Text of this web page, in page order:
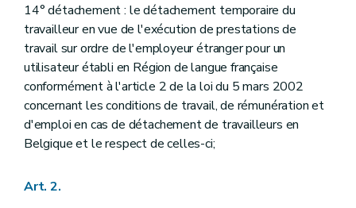
14° détachement : le détachement temporaire du
travailleur en vue de l'exécution de prestations de
travail sur ordre de l'employeur étranger pour un
utilisateur établi en Région de langue française
conformément à l'article 2 de la loi du 5 mars 2002
concernant les conditions de travail, de rémunération et
d'emploi en cas de détachement de travailleurs en
Belgique et le respect de celles-ci;
Art. 2.